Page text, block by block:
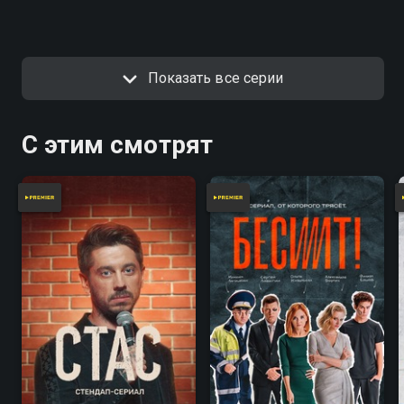
Показать все серии
С этим смотрят